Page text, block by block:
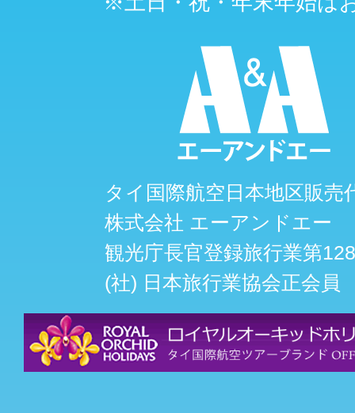
タイ国際航空日本地区販売
株式会社 エーアンドエー
観光庁長官登録旅行業第
(社) 日本旅行業協会正会員